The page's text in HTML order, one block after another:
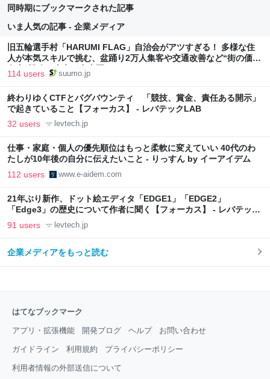
同時期にブックマークされた記事
いま人気の記事 - 企業メディア
旧五輪選手村「HARUMI FLAG」自治会がアツすぎる！ 多様な住
人が本気スキルで挑む、盆踊り2万人集客や交通改善など“街の価値
向上”戦略 東京・中央区
114 users suumo.jp
終わりゆくCTFとバグバウンティ 「競技、賞金、責任ある開示」
で起きていること【フォーカス】 - レバテックLAB
32 users levtech.jp
仕事・家庭・個人の優先順位はもっと柔軟に変えていい 40代のわ
たしが10年後の自分に伝えたいこと - りっすん by イーアイデム
112 users www.e-aidem.com
21年ぶり新作、ドット絵エディタ「EDGE1」「EDGE2」
「Edge3」の歴史について作者に聞く【フォーカス】 - レバテック
LAB
91 users levtech.jp
企業メディアをもっと読む
はてなブックマーク
アプリ・拡張機能 開発ブログ ヘルプ お問い合わせ
ガイドライン 利用規約 プライバシーポリシー
利用者情報の外部送信について